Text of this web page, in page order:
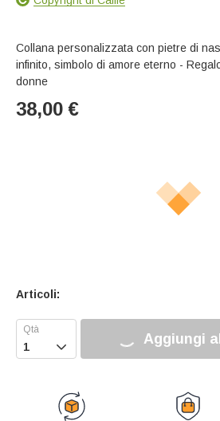
s
Collana personalizzata con pietre di
infinito, simbolo di amore eterno -
donne
38,00 €
Articoli:
 Aggiungi